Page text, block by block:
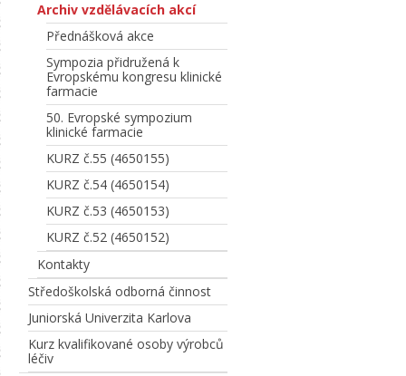
Archiv vzdělávacích akcí
Přednášková akce
Sympozia přidružená k
Evropskému kongresu klinické
farmacie
50. Evropské sympozium
klinické farmacie
KURZ č.55 (4650155)
KURZ č.54 (4650154)
KURZ č.53 (4650153)
KURZ č.52 (4650152)
Kontakty
Středoškolská odborná činnost
Juniorská Univerzita Karlova
Kurz kvalifikované osoby výrobců
léčiv